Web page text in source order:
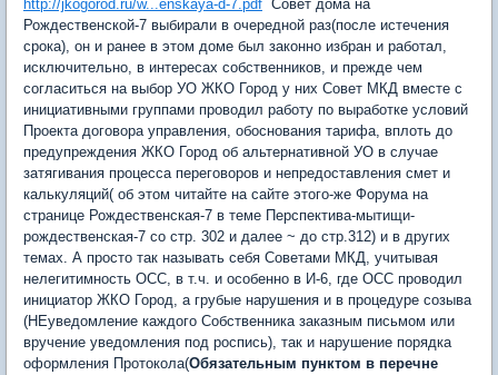
http://jkogorod.ru/w...enskaya-d-7.pdf Совет дома на
Рождественской-7 выбирали в очередной раз(после истечения
срока), он и ранее в этом доме был законно избран и работал,
исключительно, в интересах собственников, и прежде чем
согласиться на выбор УО ЖКО Город у них Совет МКД вместе с
инициативными группами проводил работу по выработке условий
Проекта договора управления, обоснования тарифа, вплоть до
предупреждения ЖКО Город об альтернативной УО в случае
затягивания процесса переговоров и непредоставления смет и
калькуляций( об этом читайте на сайте этого-же Форума на
странице Рождественская-7 в теме Перспектива-мытищи-
рождественская-7 со стр. 302 и далее ~ до стр.312) и в других
темах. А просто так называть себя Советами МКД, учитывая
нелегитимность ОСС, в т.ч. и особенно в И-6, где ОСС проводил
инициатор ЖКО Город, а грубые нарушения и в процедуре созыва
(НЕуведомление каждого Собственника заказным письмом или
вручение уведомления под роспись), так и нарушение порядка
оформления Протокола(Обязательным пунктом в перечне